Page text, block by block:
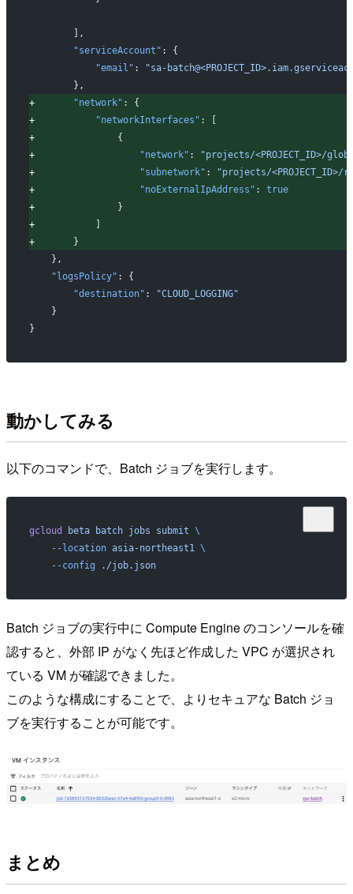
       ],
       "serviceAccount"
: {
           "email"
:
"sa-
       },
+
       "network"
: {
+
           "networkInterfaces"
: [
+
               {
+
                   "network"
:
"projects/<PROJECT_ID>/
+
                   "subnetwork"
:
"projects/
+
                   "noExternalIpAddress"
: true
+
               }
+
           ]
+
       }
   },
   "logsPolicy"
: {
       "destination"
:
"CLOUD_LOGGING"
   }
}
動かしてみる
以下のコマンドで、Batch ジョブを実行します。
gcloud beta batch jobs submit \
    --location
asia-northeast1
\
    --config
./job.json
Batch ジョブの実行中に Compute Engine のコンソールを確
認すると、外部 IP がなく先ほど作成した VPC が選択され
ている VM が確認できました。
このような構成にすることで、よりセキュアな Batch ジョ
ブを実行することが可能です。
まとめ